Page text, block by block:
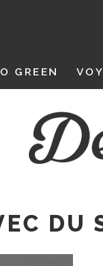
GREEN
DU